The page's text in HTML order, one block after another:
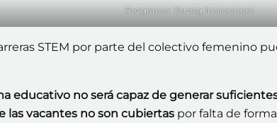
Programa Young Immuners
STEM por parte del colectivo femenino
educativo no será capaz de generar
las vacantes no son cubiertas por falta de